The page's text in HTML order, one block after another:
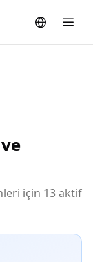
için 13 aktif